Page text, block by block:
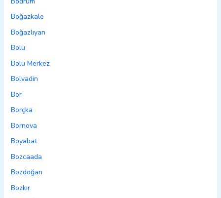
Boğazkale
Boğazlıyan
Bolu
Bolu Merkez
Bolvadin
Bor
Borçka
Bornova
Boyabat
Bozcaada
Bozdoğan
Bozkır